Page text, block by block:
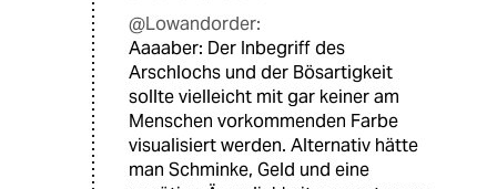
@Lowandorder:
Aaaaber: Der Inbegriff des
Arschlochs und der Bösartigkeit
sollte vielleicht mit gar keiner am
Menschen vorkommenden Farbe
visualisiert werden. Alternativ hätte
man Schminke, Geld und eine